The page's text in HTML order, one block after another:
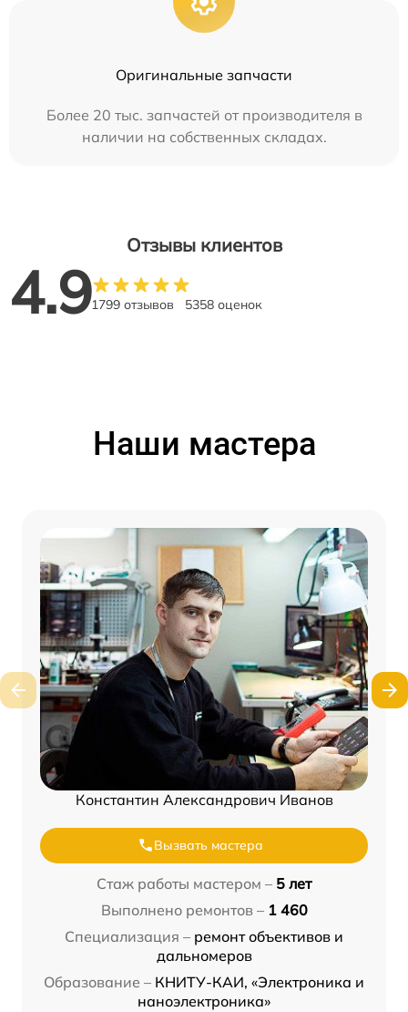
Оригинальные запчасти
Более 20 тыс. запчастей от производителя в
наличии на собственных складах.
Отзывы клиентов
4.91799 отзывов 5358 оценок
Наши мастера
Константин Александрович Иванов
Вызвать мастера
Стаж работы мастером – 5 лет
Выполнено ремонтов – 1 460
Специализация – ремонт объективов и
дальномеров
Образование – КНИТУ-КАИ, «Электроника и
наноэлектроника»